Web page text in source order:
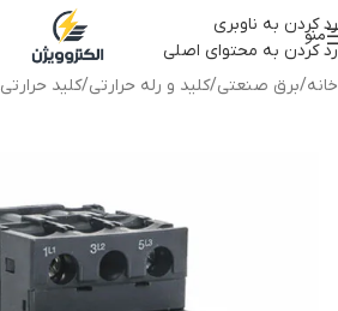
رد کردن به ناوبری
رد کردن به محتوای اصلی
منو
خانه/برق صنعتی/کلید و رله حرارتی/کلید حرارتی